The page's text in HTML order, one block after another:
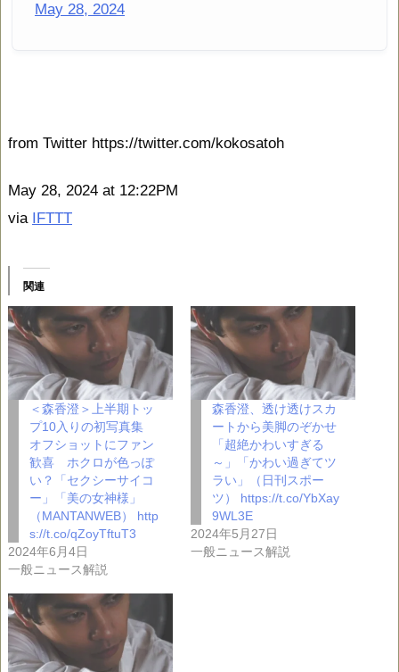
May 28, 2024
from Twitter https://twitter.com/kokosatoh
May 28, 2024 at 12:22PM
via IFTTT
関連
＜森香澄＞上半期トッ
プ10入りの初写真集
オフショットにファン
歓喜 ホクロが色っぽ
い？「セクシーサイコ
ー」「美の女神様」
（MANTANWEB） http
s://t.co/qZoyTftuT3
2024年6月4日
一般ニュース解説
森香澄、透け透けスカ
ートから美脚のぞかせ
「超絶かわいすぎる
～」「かわい過ぎてツ
ラい」（日刊スポー
ツ） https://t.co/YbXay
9WL3E
2024年5月27日
一般ニュース解説